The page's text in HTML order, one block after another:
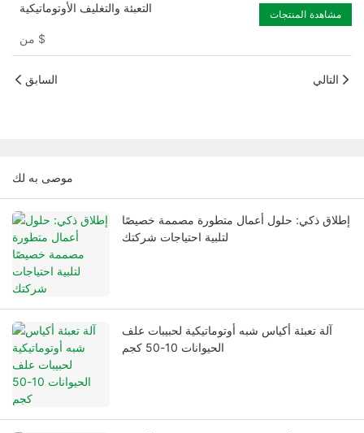
التعبئة والتغليف الأوتوماتيكية
$
مشاهدة المنتجات
السابق التالي
موصى به لك
إطلاق ذكي: حلول أعمال متطورة مصممة خصيصًا
لتلبية احتياجات شركتك
آلة تعبئة أكياس شبه أوتوماتيكية لحبيبات علف
الحيوانات 10-50 كجم